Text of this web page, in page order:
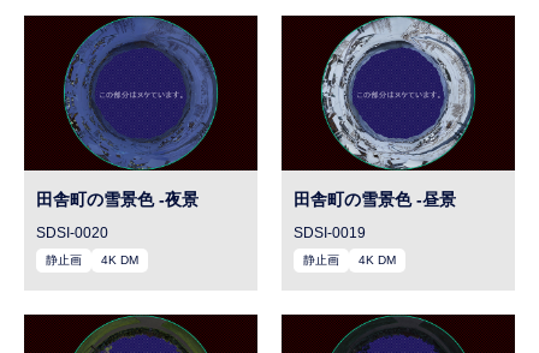
田舎町の雪景色 -夜景
SDSI-0020
静止画 4K DM
田舎町の雪景色 -昼景
SDSI-0019
静止画 4K DM